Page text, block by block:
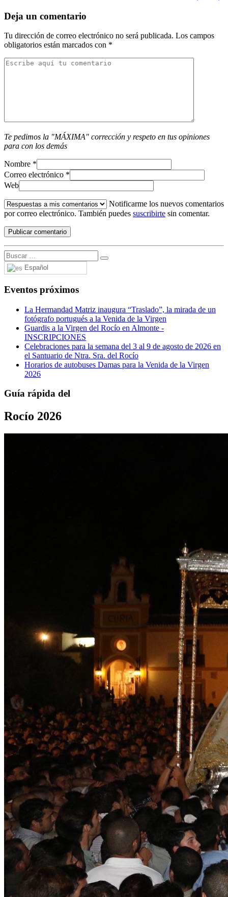
Deja un comentario
Tu dirección de correo electrónico no será publicada. Los campos
obligatorios están marcados con *
Te pedimos la "MÁXIMA" corrección y respeto en tus opiniones
para con los demás
Nombre *
Correo electrónico *
Web
Notificarme los nuevos comentarios
por correo electrónico. También puedes suscribirte sin comentar.
Español
Eventos próximos
La Hermandad Matriz inaugura “Traslado”, la mirada de un
fotógrafo portugués a la Venida de la Virgen
Guardis a la Virgen del Rocío en Almonte -
INSCRIPCIONES
Celebraciones para la semana del 3 al 9 de agosto de 2026 en
el Santuario de Ntra. Sra. del Rocío
Horarios de autobuses Damas para la Venida de la Virgen
2026
Guía rápida del
Rocío 2026